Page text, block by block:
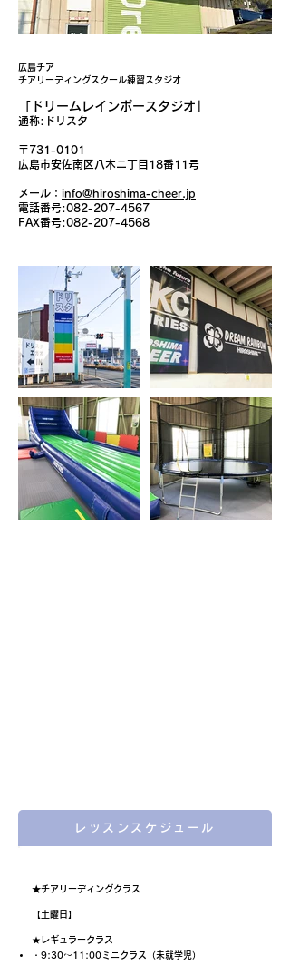
​広島チア
チアリーディングスクール練習スタジオ
「ドリームレインボースタジオ」
通称:ドリスタ
〒731-0101
広島市安佐南区八木ニ丁目18番11号
メール： info@hiroshima-cheer.jp
電話番号:082-207-4567
FAX番号:082-207-4568
レッスンスケジュール
★チアリーディングクラス
【土曜日】
★レギュラークラス
・9:30〜11:00ミニクラス（未就学児）